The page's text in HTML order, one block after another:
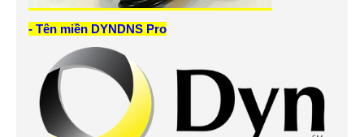
- Tên miền DYNDNS Pro